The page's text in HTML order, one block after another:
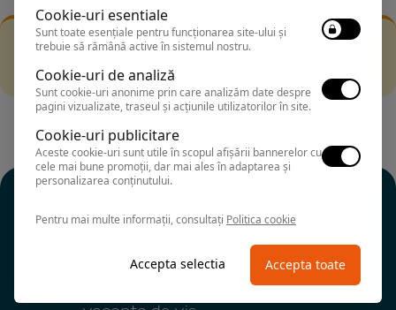
Filtrarea nu a returnat niciun rezultat
alte fitre.
Cookie-uri esentiale
Sunt toate esențiale pentru funcționarea site-ului și
trebuie să rămână active în sistemul nostru.
Cookie-uri de analiză
Sunt cookie-uri anonime prin care analizăm date despre
pagini vizualizate, traseul și acțiunile utilizatorilor în site.
Cookie-uri publicitare
Aceste cookie-uri sunt utile în scopul afișării bannerelor cu
cele mai bune promoții, dar mai ales în adaptarea și
personalizarea conținutului.
Pentru mai multe informații, consultați Politica cookie
Accepta selectia Accepta toate